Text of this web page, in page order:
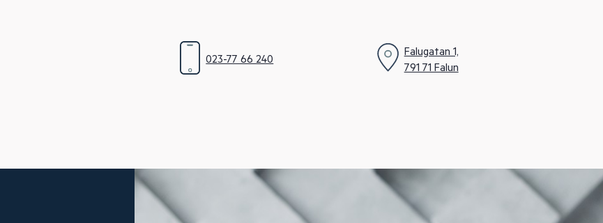
023-77 66 240
Falugatan 1,
791 71 Falun